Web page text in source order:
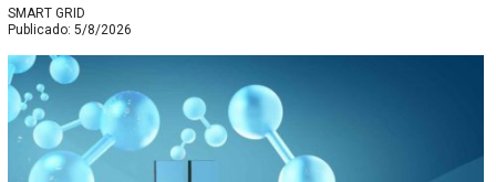
SMART GRID
Publicado: 5/8/2026